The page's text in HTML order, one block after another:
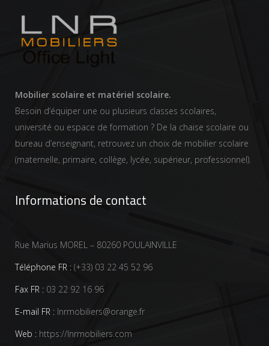
Mobilier scolaire et matériel scolaire.
Besoin d’équiper une ou plusieurs classes scolaires,
université ou espace de formation ? De la chaise scolaire ou
bureau d’enseignant, retrouvez un choix de mobilier scolaire
(maternelle, primaire, collège, lycée, supérieur, professionnel).
Informations de contact
Rue Marius MOREL – 80260 POULAINVILLE
Téléphone FR : (+33) 03 22 45 52 96
Fax FR : 03 22 92 16 96
E-mail FR : lnrmobiliers@orange.fr
Web : https://lnrmobiliers.com